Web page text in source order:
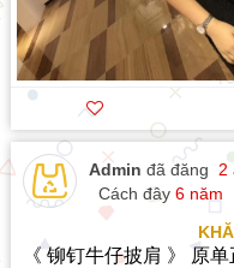
Admin đã đăng 2
Cách đây 6 năm
《 铆钉牛仔披肩 》 原